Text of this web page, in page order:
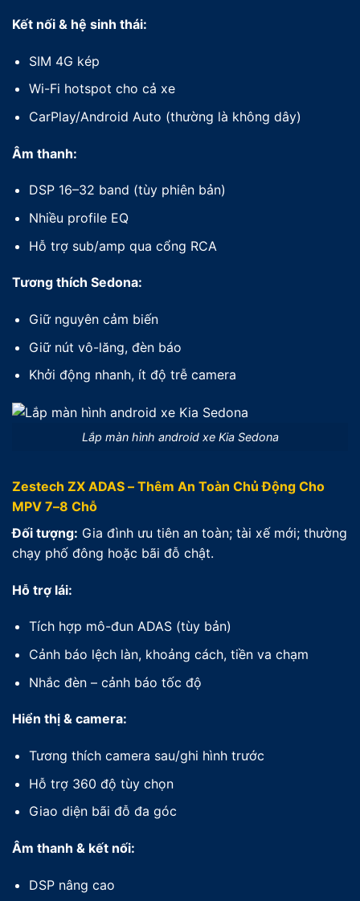
Kết nối & hệ sinh thái:
SIM 4G kép
Wi-Fi hotspot cho cả xe
CarPlay/Android Auto (thường là không dây)
Âm thanh:
DSP 16–32 band (tùy phiên bản)
Nhiều profile EQ
Hỗ trợ sub/amp qua cổng RCA
Tương thích Sedona:
Giữ nguyên cảm biến
Giữ nút vô-lăng, đèn báo
Khởi động nhanh, ít độ trễ camera
Lắp màn hình android xe Kia Sedona
Zestech ZX ADAS – Thêm An Toàn Chủ Động Cho
MPV 7–8 Chỗ
Đối tượng: Gia đình ưu tiên an toàn; tài xế mới; thường
chạy phố đông hoặc bãi đỗ chật.
Hỗ trợ lái:
Tích hợp mô-đun ADAS (tùy bản)
Cảnh báo lệch làn, khoảng cách, tiền va chạm
Nhắc đèn – cảnh báo tốc độ
Hiển thị & camera:
Tương thích camera sau/ghi hình trước
Hỗ trợ 360 độ tùy chọn
Giao diện bãi đỗ đa góc
Âm thanh & kết nối:
DSP nâng cao